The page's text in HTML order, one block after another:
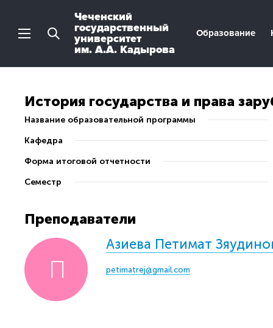
Чеченский
государственный
университет
им. А.А. Кадырова
Образование
История государства и права
Название образовательной программы
Кафедра
Форма итоговой отчетности
Семестр
Преподаватели
Азиева Петимат
petimatrej@gmail.com